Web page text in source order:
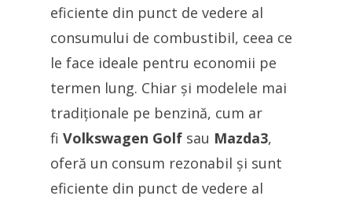
eficiente din punct de vedere al
consumului de combustibil, ceea ce
le face ideale pentru economii pe
termen lung. Chiar și modelele mai
tradiționale pe benzină, cum ar
fi Volkswagen Golf sau Mazda3,
oferă un consum rezonabil și sunt
eficiente din punct de vedere al